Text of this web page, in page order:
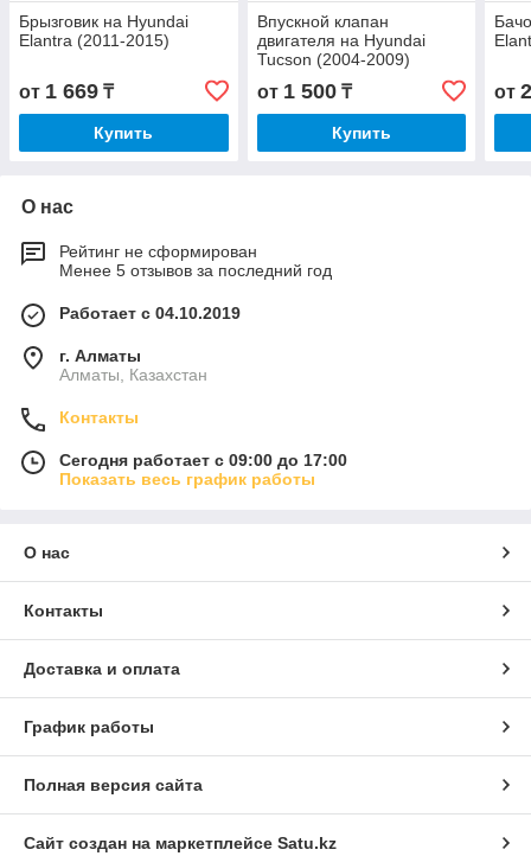
Брызговик на Hyundai
Elantra (2011-2015)
от 1 669 ₸
Купить
Впускной клапан
двигателя на Hyundai
Tucson (2004-2009)
от 1 500₸
Купить
от
О нас
Рейтинг не сформирован
Менее 5 отзывов за последний год
Работает с 04.10.2019
г. Алматы
Алматы, Казахстан
Контакты
Сегодня работает с 09:00 до 17:00
Показать весь график работы
О нас
Контакты
Доставка и оплата
График работы
Полная версия сайта
Сайт создан на маркетплейсе Satu.kz